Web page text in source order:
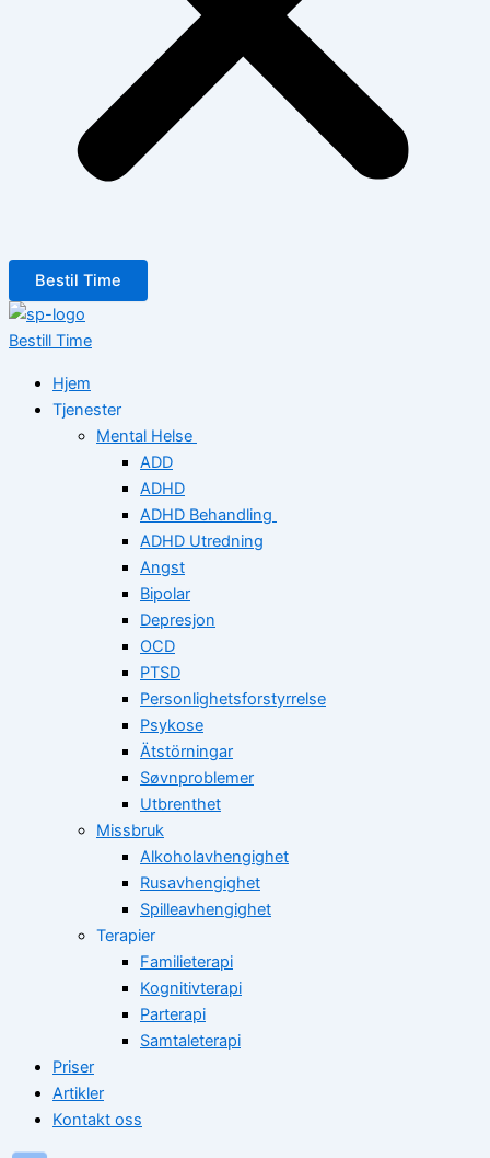
Bestil Time
Bestill Time
Hjem
Tjenester
Mental Helse
ADD
ADHD
ADHD Behandling
ADHD Utredning
Angst
Bipolar
Depresjon
OCD
PTSD
Personlighetsforstyrrelse
Psykose
Ätstörningar
Søvnproblemer
Utbrenthet
Missbruk
Alkoholavhengighet
Rusavhengighet
Spilleavhengighet
Terapier
Familieterapi
Kognitivterapi
Parterapi
Samtaleterapi
Priser
Artikler
Kontakt oss